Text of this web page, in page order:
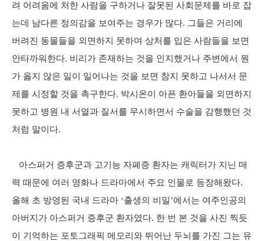
려 어려움에 처한 사람을 구하거나 잘못된 사회문제를 바로 잡
는데 남다른 정의감을 보여주는 경우가 많다. 그들은 거리에
버려진 동물들을 외면하지 못하며 상처를 입은 사람들을 보면
안타까워한다. 비리가 존재하는 것을 인지했거나 주변에서 뭔
가 옳지 않은 일이 일어나는 것을 보면 참지 못하고 나서서 문
제를 시정할 것을 촉구한다. 박시온이 아픈 환아들을 외면하지
못하고 병원 내 서열과 질서를 무시하면서 수술을 감행했던 것
처럼 말이다.
아스퍼거 증후군과 고기능 자폐증 환자는 캐릭터가 지닌 매
력 때문에 여러 영화나 드라마에서 주요 인물로 등장해왔다.
올해 초 방영된 국내 드라마 ‘출생의 비밀’에서는 여주인공의
아버지가 아스퍼거 증후군 환자였다. 한 번 본 것을 사진 찍듯
이 기억하는 포토그래픽 메모리와 뛰어난 두뇌를 가진 그는 유